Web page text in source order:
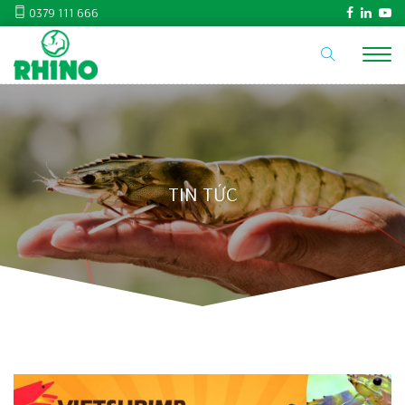
0379 111 666
TIN TỨC